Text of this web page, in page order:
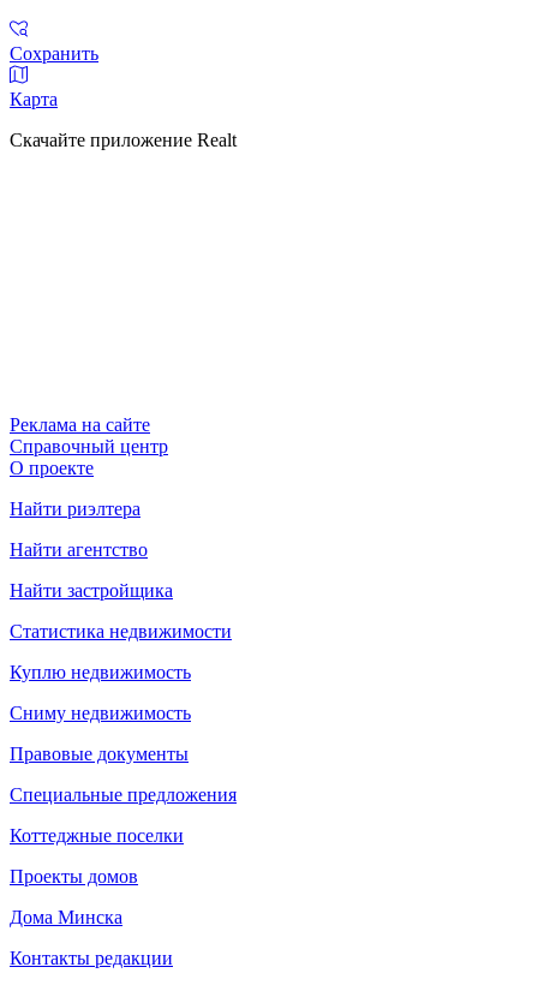
Сохранить
Карта
Скачайте приложение Realt
Реклама на сайте
Справочный центр
О проекте
Найти риэлтера
Найти агентство
Найти застройщика
Статистика недвижимости
Куплю недвижимость
Сниму недвижимость
Правовые документы
Специальные предложения
Коттеджные поселки
Проекты домов
Дома Минска
Контакты редакции